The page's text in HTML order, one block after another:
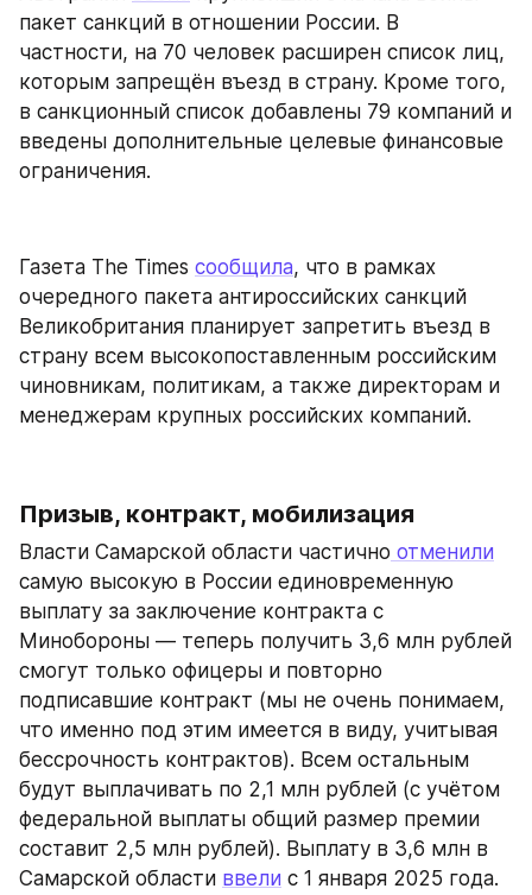
пакет санкций в отношении России. В
частности, на 70 человек расширен список лиц,
которым запрещён въезд в страну. Кроме того,
в санкционный список добавлены 79 компаний и
введены дополнительные целевые финансовые
ограничения.
Газета The Times сообщила, что в рамках
очередного пакета антироссийских санкций
Великобритания планирует запретить въезд в
страну всем высокопоставленным российским
чиновникам, политикам, а также директорам и
менеджерам крупных российских компаний.
Призыв, контракт, мобилизация
Власти Самарской области частично отменили
самую высокую в России единовременную
выплату за заключение контракта с
Минобороны — теперь получить 3,6 млн рублей
смогут только офицеры и повторно
подписавшие контракт (мы не очень понимаем,
что именно под этим имеется в виду, учитывая
бессрочность контрактов). Всем остальным
будут выплачивать по 2,1 млн рублей (с учётом
федеральной выплаты общий размер премии
составит 2,5 млн рублей). Выплату в 3,6 млн в
Самарской области ввели с 1 января 2025 года.